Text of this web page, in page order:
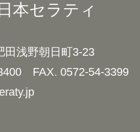
本セラティ
田浅野朝日町3-23
FAX. 0572-54-3399